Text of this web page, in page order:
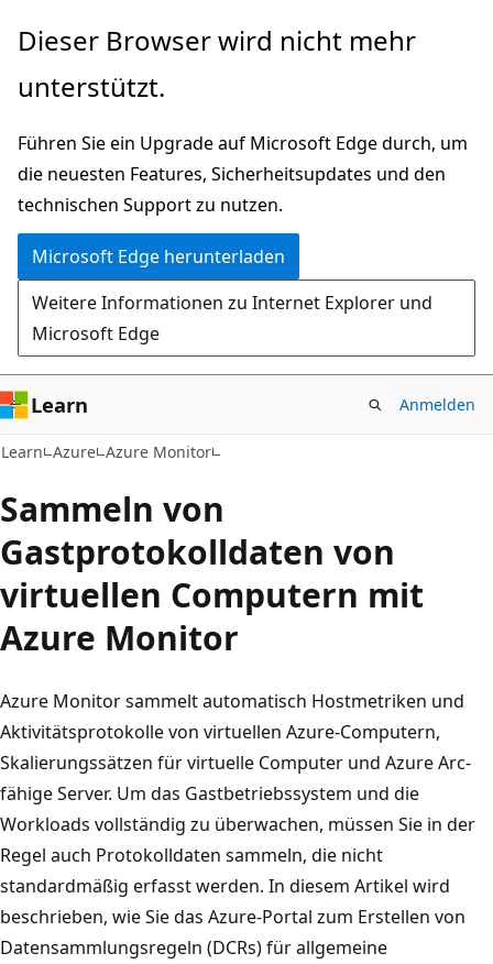
Zu
wechseln
Dieser Browser wird nicht mehr
unterstützt.
Führen Sie ein Upgrade auf Microsoft Edge durch, um
die neuesten Features, Sicherheitsupdates und den
technischen Support zu nutzen.
Microsoft Edge herunterladen
Weitere Informationen zu Internet Explorer und
Microsoft Edge
Learn Anmelden
Learn Azure Azure Monitor
Sammeln von
Gastprotokolldaten von
virtuellen Computern mit
Azure Monitor
Azure Monitor sammelt automatisch Hostmetriken und
Aktivitätsprotokolle von virtuellen Azure-Computern,
Skalierungssätzen für virtuelle Computer und Azure Arc-
fähige Server. Um das Gastbetriebssystem und die
Workloads vollständig zu überwachen, müssen Sie in der
Regel auch Protokolldaten sammeln, die nicht
standardmäßig erfasst werden. In diesem Artikel wird
beschrieben, wie Sie das Azure-Portal zum Erstellen von
Datensammlungsregeln (DCRs) für allgemeine